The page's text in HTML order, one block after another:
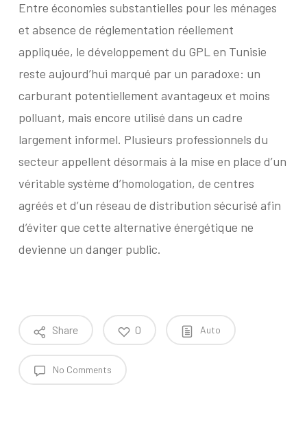
Entre économies substantielles pour les ménages
et absence de réglementation réellement
appliquée, le développement du GPL en Tunisie
reste aujourd’hui marqué par un paradoxe: un
carburant potentiellement avantageux et moins
polluant, mais encore utilisé dans un cadre
largement informel. Plusieurs professionnels du
secteur appellent désormais à la mise en place d’un
véritable système d’homologation, de centres
agréés et d’un réseau de distribution sécurisé afin
d’éviter que cette alternative énergétique ne
devienne un danger public.
Share 0 Auto
No Comments